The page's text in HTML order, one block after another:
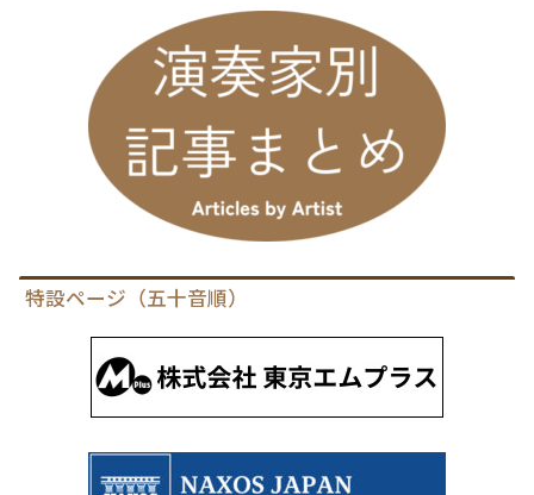
特設ページ（五十音順）